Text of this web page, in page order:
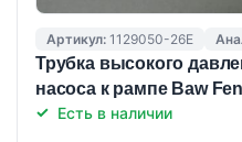
Артикул: 1129050-26E
Трубка высокого
насоса к рампе Baw
Есть в наличии